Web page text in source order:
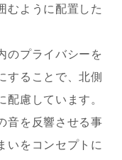
むように配置した
のプライバシーを
することで、北側
慮しています。
音を反響させる事
いをコンセプトに